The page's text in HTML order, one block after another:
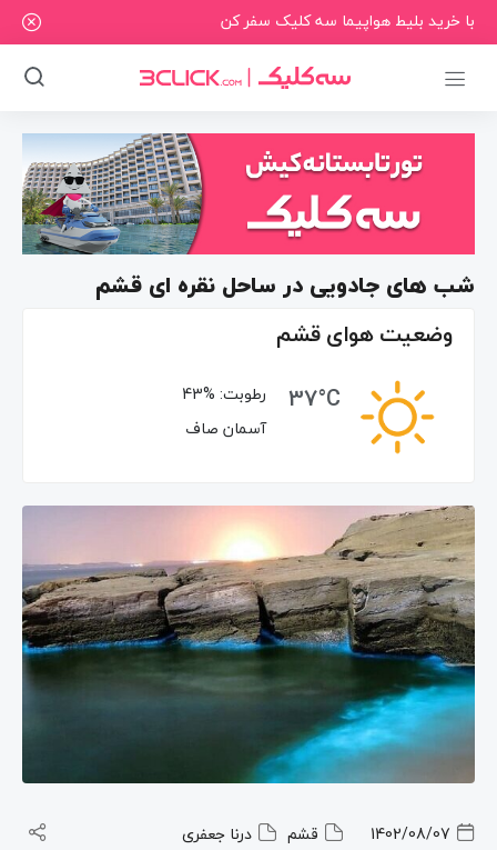
با خرید بلیط هواپیما سه کلیک سفر کن
شب های جادویی در ساحل نقره ای قشم
وضعیت هوای قشم
37°C
رطوبت: 43%
آسمان صاف
1402/08/07 قشم درنا جعفری